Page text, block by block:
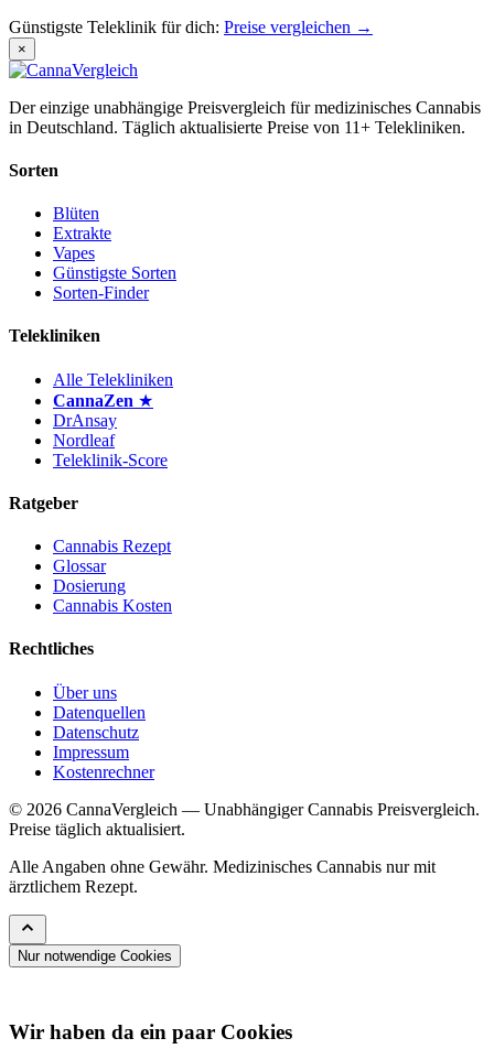
Günstigste Teleklinik für dich: Preise vergleichen →
×
Der einzige unabhängige Preisvergleich für medizinisches Cannabis
in Deutschland. Täglich aktualisierte Preise von 11+ Telekliniken.
Sorten
Blüten
Extrakte
Vapes
Günstigste Sorten
Sorten-Finder
Telekliniken
Alle Telekliniken
CannaZen ★
DrAnsay
Nordleaf
Teleklinik-Score
Ratgeber
Cannabis Rezept
Glossar
Dosierung
Cannabis Kosten
Rechtliches
Über uns
Datenquellen
Datenschutz
Impressum
Kostenrechner
© 2026 CannaVergleich — Unabhängiger Cannabis Preisvergleich.
Preise täglich aktualisiert.
Alle Angaben ohne Gewähr. Medizinisches Cannabis nur mit
ärztlichem Rezept.
Nur notwendige Cookies
Wir haben da ein paar Cookies